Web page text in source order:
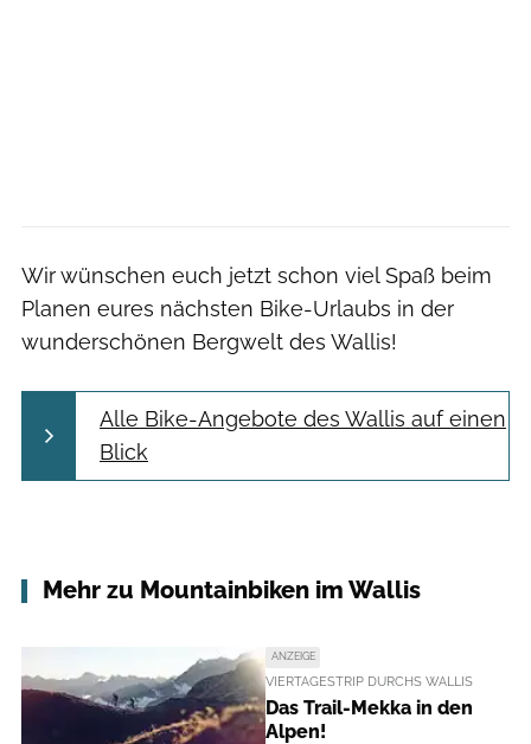
Wir wünschen euch jetzt schon viel Spaß beim
Planen eures nächsten Bike-Urlaubs in der
wunderschönen Bergwelt des Wallis!
Alle Bike-Angebote des Wallis auf einen
Blick
Mehr zu Mountainbiken im Wallis
ANZEIGE
VIERTAGESTRIP DURCHS WALLIS
Das Trail-Mekka in den
Alpen!